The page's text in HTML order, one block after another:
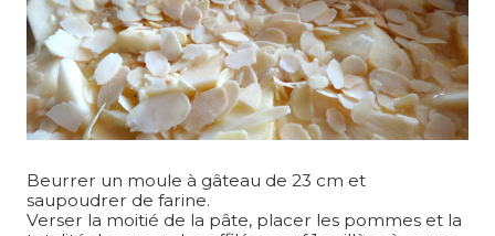
Beurrer un moule à gâteau de 23 cm et
saupoudrer de farine.
Verser la moitié de la pâte, placer les pommes et la